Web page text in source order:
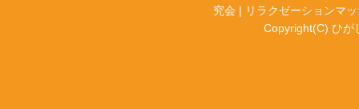
究会 | リラクゼーションマ
Copyright(C) ひが